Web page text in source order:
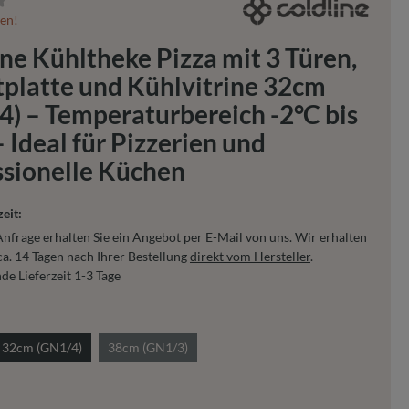
Bewertung von 0 von 5 Sternen
Kühltheke Pizza mit 3 Türen,
und Kühlvitrine 32cm
– Temperaturbereich -2°C bis
Ideal für Pizzerien und
Küchen
erhalten Sie ein Angebot per E-Mail von uns. Wir erhalten
14 Tagen nach Ihrer Bestellungdirekt vom Hersteller.
Lieferzeit 1-3 Tage
32cm (GN1/4) 38cm (GN1/3)